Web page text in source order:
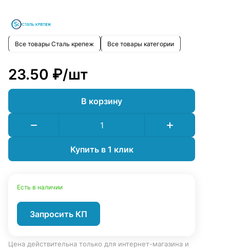
Все товары Сталь крепеж Все товары категории
23.50 ₽/шт
В корзину
Купить в 1 клик
Есть в наличии
Запросить КП
Цена действительна только для интернет-магазина и